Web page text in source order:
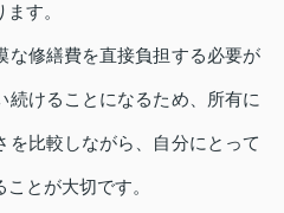
す。
な修繕費を直接負担する必要が
続けることになるため、所有に
を比較しながら、自分にとって
とが大切です。